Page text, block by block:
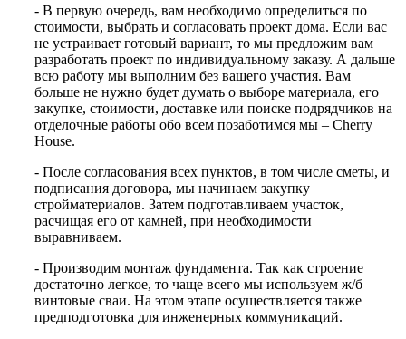
- В первую очередь, вам необходимо определиться по
стоимости, выбрать и согласовать проект дома. Если вас
не устраивает готовый вариант, то мы предложим вам
разработать проект по индивидуальному заказу. А дальше
всю работу мы выполним без вашего участия. Вам
больше не нужно будет думать о выборе материала, его
закупке, стоимости, доставке или поиске подрядчиков на
отделочные работы обо всем позаботимся мы – Cherry
House.
- После согласования всех пунктов, в том числе сметы, и
подписания договора, мы начинаем закупку
стройматериалов. Затем подготавливаем участок,
расчищая его от камней, при необходимости
выравниваем.
- Производим монтаж фундамента. Так как строение
достаточно легкое, то чаще всего мы используем ж/б
винтовые сваи. На этом этапе осуществляется также
предподготовка для инженерных коммуникаций.